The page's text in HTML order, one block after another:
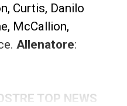
Curtis, Danilo
McCallion,
Allenatore:
TOP NEWS